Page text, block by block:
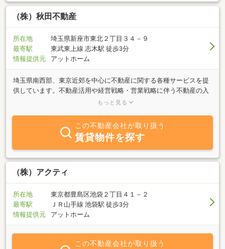
（株）秋田不動産
所在地
埼玉県新座市東北２丁目３４－９
最寄駅
東武東上線 志木駅 徒歩3分
情報提供元
アットホーム
埼玉県南西部、東京近郊を中心に不動産に関する各種サービスを提
供しています。不動産活用や経営戦略・営業戦略に伴う不動産の入
手活動にあたり、企画・ご提案・コンサルティング等お客様のパー
もっと見る
この不動産会社が取り扱う
賃貸物件を探す
（株）アクティ
所在地
東京都豊島区池袋２丁目４１－２
最寄駅
ＪＲ山手線 池袋駅 徒歩3分
情報提供元
アットホーム
この不動産会社が取り扱う